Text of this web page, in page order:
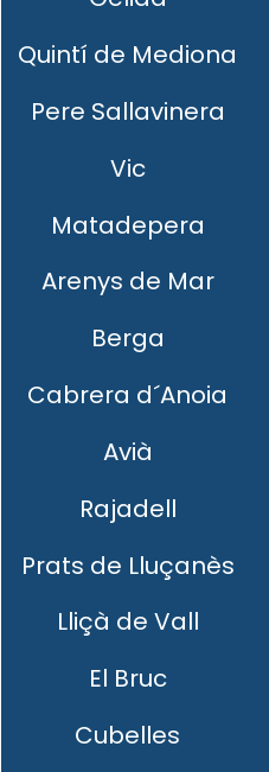
Quintí de Mediona
Pere Sallavinera
Vic
Matadepera
Arenys de Mar
Berga
Cabrera d´Anoia
Avià
Rajadell
Prats de Lluçanès
Lliçà de Vall
El Bruc
Cubelles